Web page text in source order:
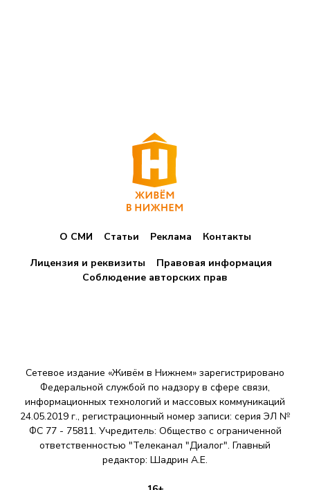
О СМИ Статьи Реклама
Контакты
Лицензия и реквизиты
Правовая информация
Соблюдение авторских прав
Сетевое издание «Живём в Нижнем» зарегистрировано
Федеральной службой по надзору в сфере связи,
информационных технологий и массовых коммуникаций
24.05.2019 г., регистрационный номер записи: серия ЭЛ №
ФС 77 - 75811. Учредитель: Общество с ограниченной
ответственностью "Телеканал "Диалог". Главный
редактор: Шадрин A.E.